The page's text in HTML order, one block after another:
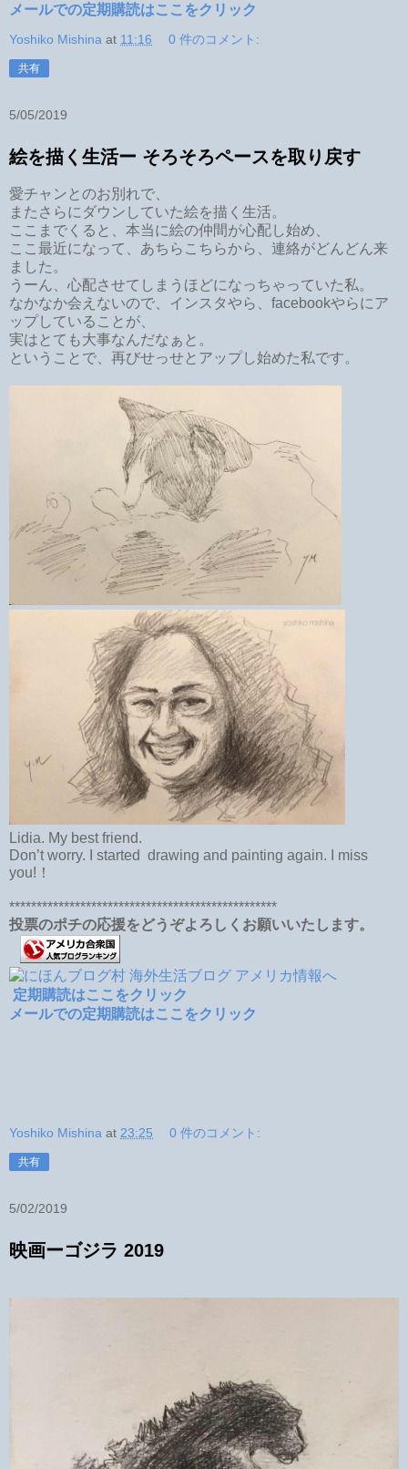
メールでの定期購読はここをクリック
Yoshiko Mishina at 11:16 0 件のコメント:
共有
5/05/2019
絵を描く生活ー そろそろペースを取り戻す
愛チャンとのお別れで、
またさらにダウンしていた絵を描く生活。
ここまでくると、本当に絵の仲間が心配し始め、
ここ最近になって、あちらこちらから、連絡がどんどん来
ました。
うーん、心配させてしまうほどになっちゃっていた私。
なかなか会えないので、インスタやら、facebookやらにア
ップしていることが、
実はとても大事なんだなぁと。
ということで、再びせっせとアップし始めた私です。
Lidia. My best friend.
Don’t worry. I started drawing and painting again. I miss
you!！
*************************************************
投票のポチの応援をどうぞよろしくお願いいたします。
定期購読はここをクリック
メールでの定期購読はここをクリック
Yoshiko Mishina at 23:25 0 件のコメント:
共有
5/02/2019
映画ーゴジラ 2019